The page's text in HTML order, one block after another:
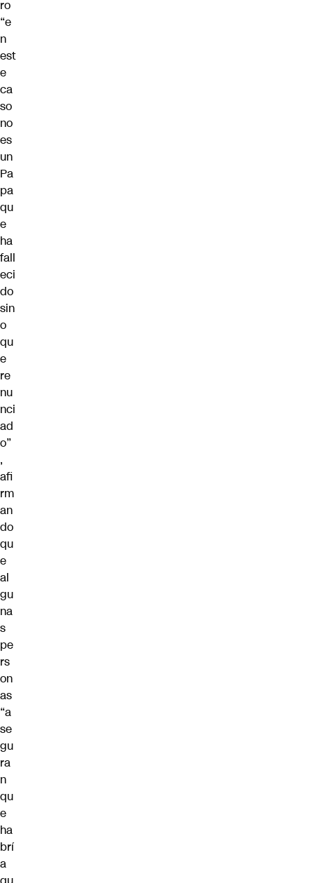
ro
“e
n
est
e
ca
so
no
es
un
Pa
pa
qu
e
ha
fall
eci
do
sin
o
qu
e
re
nu
nci
ad
o”
,
afi
rm
an
do
qu
e
al
gu
na
s
pe
rs
on
as
“a
se
gu
ra
n
qu
e
ha
brí
a